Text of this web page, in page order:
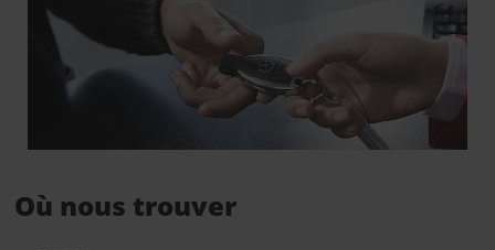
Où nous trouver